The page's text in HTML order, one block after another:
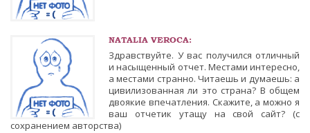
NATALIA VEROCA:
Здравствуйте. У вас получился отличный
и насыщенный отчет. Местами интересно,
а местами странно. Читаешь и думаешь: а
цивилизованная ли это страна? В общем
двоякие впечатления. Скажите, а можно я
ваш отчетик утащу на свой сайт? (с
сохранением авторства)